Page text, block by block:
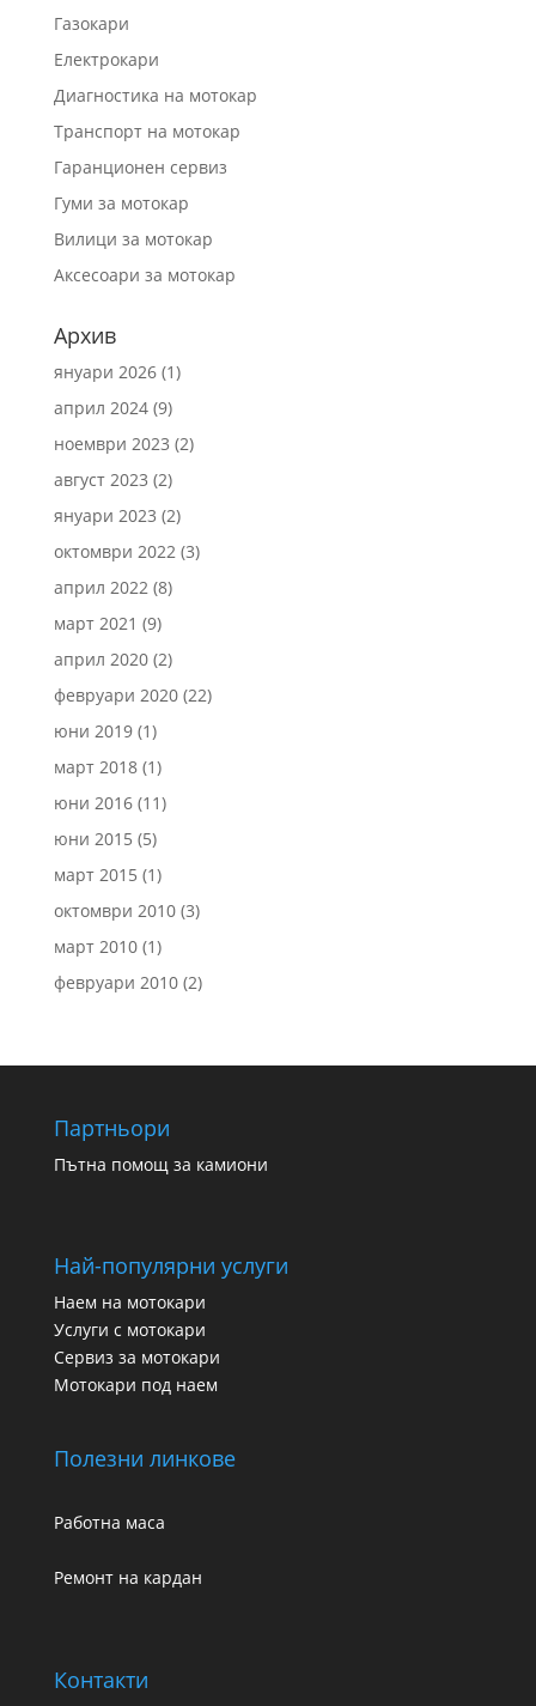
Газокари
Електрокари
Диагностика на мотокар
Транспорт на мотокар
Гаранционен сервиз
Гуми за мотокар
Вилици за мотокар
Аксесоари за мотокар
Архив
януари 2026(1)
април 2024(9)
ноември 2023 (2)
август 2023 (2)
януари 2023 (2)
октомври 2022(3)
април 2022(8)
март 2021 (9)
април 2020(2)
февруари 2020(22)
юни 2019(1)
март 2018(1)
юни 2016(11)
юни 2015 (5)
март 2015 (1)
октомври 2010(3)
март 2010(1)
февруари 2010(2)
Партньори
Пътна помощ за камиони
Най-популярни услуги
Наем на мотокари
Услуги с мотокари
Сервиз за мотокари
Мотокари под наем
Полезни линкове
Работна маса
Ремонт на кардан
Контакти